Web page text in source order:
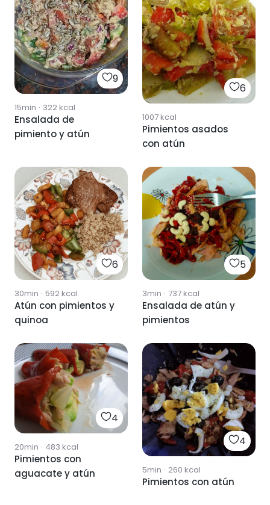
9
15min · 322kcal
Ensalada de
pimiento y atún
6
1007kcal
Pimientos asados
con atún
6
30min · 592kcal
Atún con pimientos y
quinoa
5
3min · 737kcal
Ensalada de atún y
pimientos
4
20min · 483 kcal
Pimientos con
aguacate y atún
4
5min · 260 kcal
Pimientos con atún